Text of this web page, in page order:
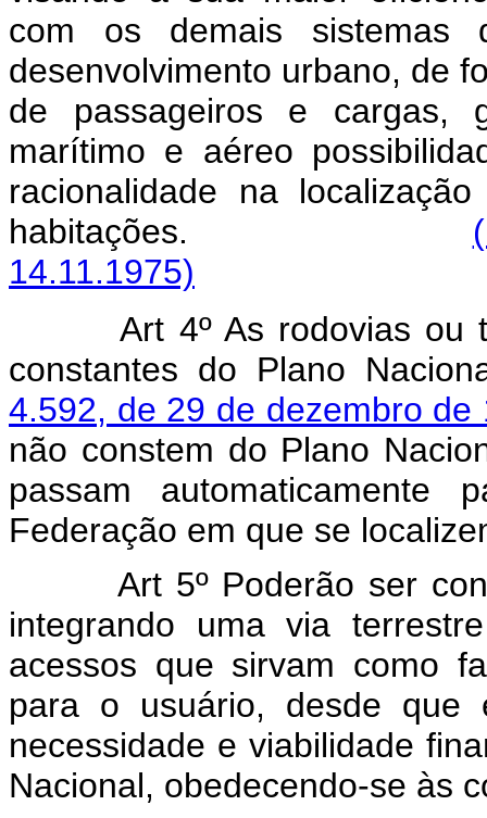
com os demais
desenvolvimento urbano, de
de passageiros e cargas,
marítimo e aéreo
racionalidade na
habitações.
14.11.1975)
Art 4º As rodovias ou
constantes do Plano
4.592, de 29 de dezembro de
não constem do Plano
passam
Federação em que se
Art 5º Poderão ser
integrando uma via
acessos que sirvam como
para o usuário, desde que
necessidade e viabilidade
Nacional, obedecendo-se às